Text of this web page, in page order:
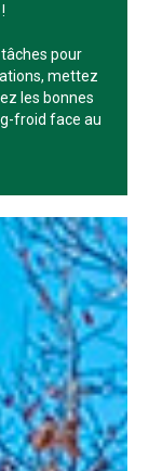
pour
mettez
les bonnes
froid face au